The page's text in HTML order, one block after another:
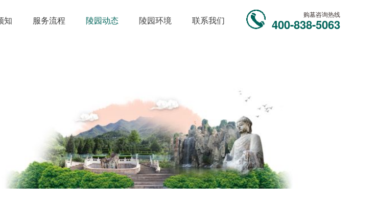
知 服务流程 陵园动态 陵园环境 联系我们
购墓咨询热线
400-838-5063